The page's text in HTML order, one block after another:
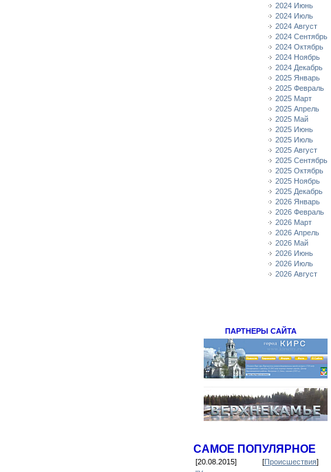
2024 Июнь
2024 Июль
2024 Август
2024 Сентябрь
2024 Октябрь
2024 Ноябрь
2024 Декабрь
2025 Январь
2025 Февраль
2025 Март
2025 Апрель
2025 Май
2025 Июнь
2025 Июль
2025 Август
2025 Сентябрь
2025 Октябрь
2025 Ноябрь
2025 Декабрь
2026 Январь
2026 Февраль
2026 Март
2026 Апрель
2026 Май
2026 Июнь
2026 Июль
2026 Август
ПАРТНЕРЫ САЙТА
САМОЕ ПОПУЛЯРНОЕ
[20.08.2015] [Происшествия]